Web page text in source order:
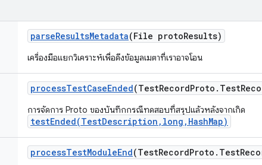
parseResultsMetadata(File protoResults)
เครื่องมือแยกวิเคราะห์เพื่อดึงข้อมูลเมตาที่เราอาจโอน
processTestCaseEnded(TestRecordProto . Test
การจัดการ Proto ของบันทึกกรณีทดสอบที่สรุปแล้วหลังจากเกิด
testEnded(TestDescription,long,HashMap)
processTestModuleEnd(TestRecordProto . Test